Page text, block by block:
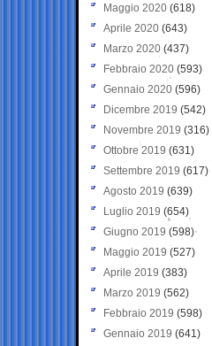
Maggio 2020 (618)
Aprile 2020 (643)
Marzo 2020 (437)
Febbraio 2020 (593)
Gennaio 2020 (596)
Dicembre 2019 (542)
Novembre 2019 (316)
Ottobre 2019 (631)
Settembre 2019 (617)
Agosto 2019 (639)
Luglio 2019 (654)
Giugno 2019 (598)
Maggio 2019 (527)
Aprile 2019 (383)
Marzo 2019 (562)
Febbraio 2019 (598)
Gennaio 2019 (641)